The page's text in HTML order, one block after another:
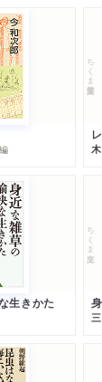
編
ちくま学芸文庫
生きかた
ちくま文庫